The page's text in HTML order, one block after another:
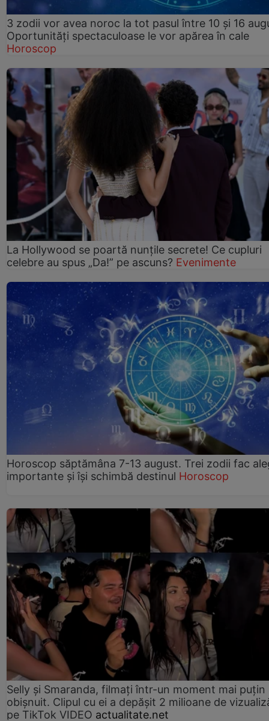
3 zodii vor avea noroc la tot pasul între 10 și 16
Oportunități spectaculoase le vor apărea în cale
Horoscop
La Hollywood se poartă nunțile secrete! Ce cupluri
celebre au spus „Da!” pe ascuns? Evenimente
Horoscop săptămâna 7-13 august. Trei zodii fac
importante și își schimbă destinul Horoscop
Selly și Smaranda, filmați într-un moment mai puțin
obișnuit. Clipul cu ei a depășit 2 milioane de
pe TikTok VIDEO actualitate.net